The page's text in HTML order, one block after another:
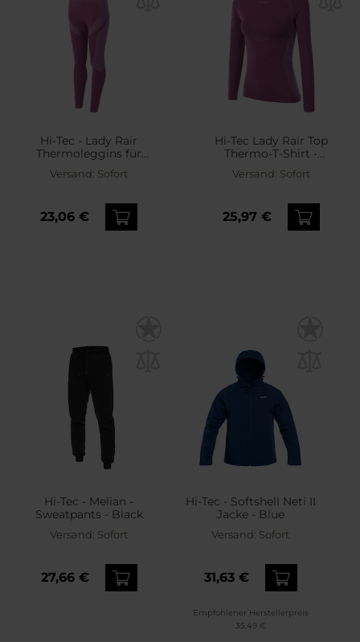
Hi-Tec - Lady Rair
Thermoleggins für
Damen - Amaranth
Versand: Sofort
23,06 €
Hi-Tec Lady Rair Top
Thermo-T-Shirt -
Amaranth
Versand: Sofort
25,97 €
Hi-Tec - Melian -
Sweatpants - Black
Versand: Sofort
27,66 €
Hi-Tec - Softshell Neti II
Jacke - Blue
Versand: Sofort
31,63 €
Empfohlener Herstellerpreis
35,49 €